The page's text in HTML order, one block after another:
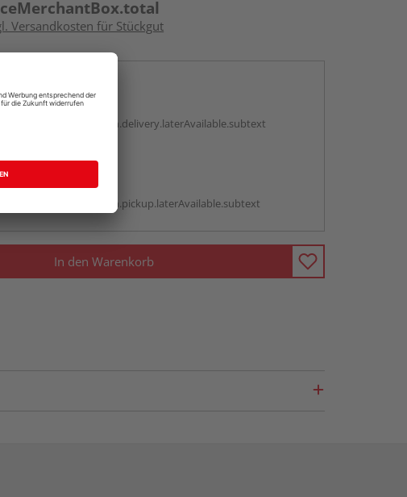
Versandkosten für Stückgut
In den Warenkorb